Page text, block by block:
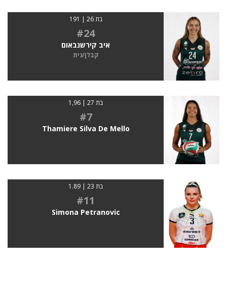
בת 26 | 191
#24
איב קירשנבאום
קבלן/נית
בת 27 | 1,96
#7
Thamiere Silva De Mello
בת 23 | 1.89
#11
Simona Petranovic